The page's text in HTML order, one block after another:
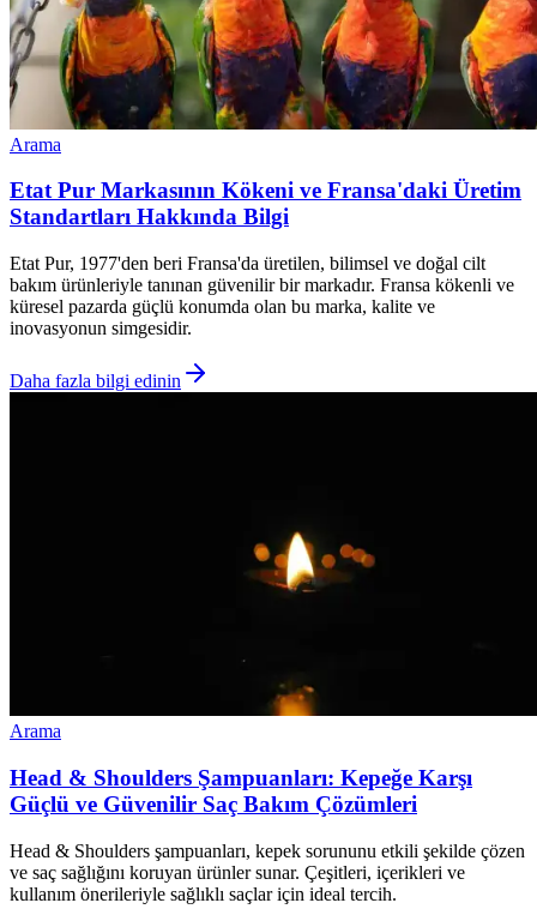
Arama
Etat Pur Markasının Kökeni ve Fransa'daki Üretim
Standartları Hakkında Bilgi
Etat Pur, 1977'den beri Fransa'da üretilen, bilimsel ve doğal cilt
bakım ürünleriyle tanınan güvenilir bir markadır. Fransa kökenli ve
küresel pazarda güçlü konumda olan bu marka, kalite ve
inovasyonun simgesidir.
Daha fazla bilgi edinin
Arama
Head & Shoulders Şampuanları: Kepeğe Karşı
Güçlü ve Güvenilir Saç Bakım Çözümleri
Head & Shoulders şampuanları, kepek sorununu etkili şekilde çözen
ve saç sağlığını koruyan ürünler sunar. Çeşitleri, içerikleri ve
kullanım önerileriyle sağlıklı saçlar için ideal tercih.